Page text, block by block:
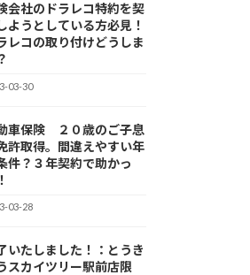
会社のドラレコ特約を契
ようとしている方必見！
レコの取り付けどうしま
03-30
車保険 ２０歳のご子息
許取得。間違えやすい年
件？３年契約で助かっ
03-28
いたしました！：とうき
スカイツリー駅前店限